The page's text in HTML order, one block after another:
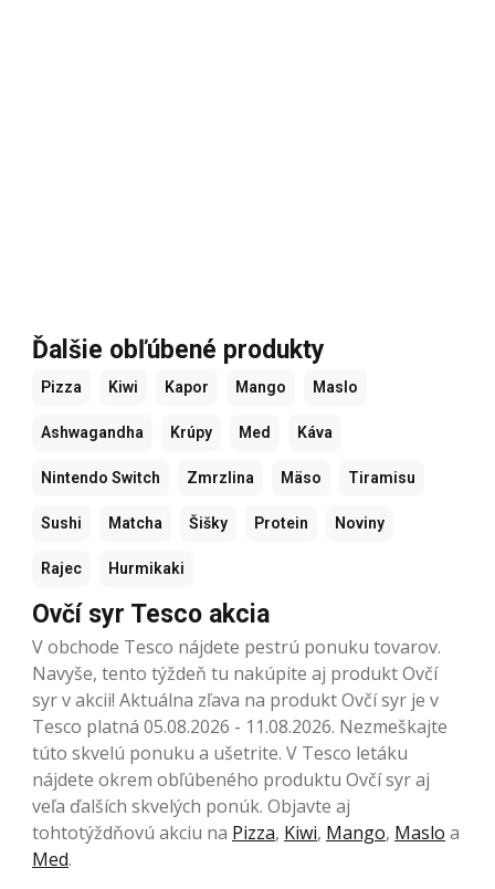
Ďalšie obľúbené produkty
Pizza Kiwi Kapor Mango Maslo
Ashwagandha Krúpy Med Káva
Nintendo Switch Zmrzlina Mäso Tiramisu
Sushi Matcha Šišky Protein Noviny
Rajec Hurmikaki
Ovčí syr Tesco akcia
V obchode Tesco nájdete pestrú ponuku tovarov.
Navyše, tento týždeň tu nakúpite aj produkt Ovčí
syr v akcii! Aktuálna zľava na produkt Ovčí syr je v
Tesco platná 05.08.2026 - 11.08.2026. Nezmeškajte
túto skvelú ponuku a ušetrite. V Tesco letáku
nájdete okrem obľúbeného produktu Ovčí syr aj
veľa ďalších skvelých ponúk. Objavte aj
tohtotýždňovú akciu na Pizza, Kiwi, Mango, Maslo a
Med.